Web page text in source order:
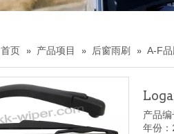
首页 » 产品项目 » 后窗雨刷 » A-F品
产品
年份